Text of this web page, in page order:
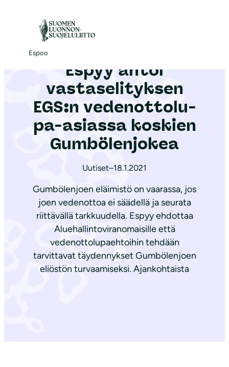
Espoo
Etusivu|Ajankohtaista
Espyy antoi
vastaselityksen
EGS:n ve­den­ot­to­lu­
pa-asiassa koskien
Gumbölenjokea
Uutiset–18.1.2021
Gumbölenjoen eläimistö on vaarassa, jos
joen vedenottoa ei säädellä ja seurata
riittävällä tarkkuudella. Espyy ehdottaa
Aluehallintoviranomaisille että
vedenottolupaehtoihin tehdään
tarvittavat täydennykset Gumbölenjoen
eliöstön turvaamiseksi. Ajankohtaista